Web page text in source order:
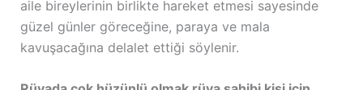
aile bireylerinin birlikte hareket etmesi sayesinde
güzel günler göreceğine, paraya ve mala
kavuşacağına delalet ettiği söylenir.